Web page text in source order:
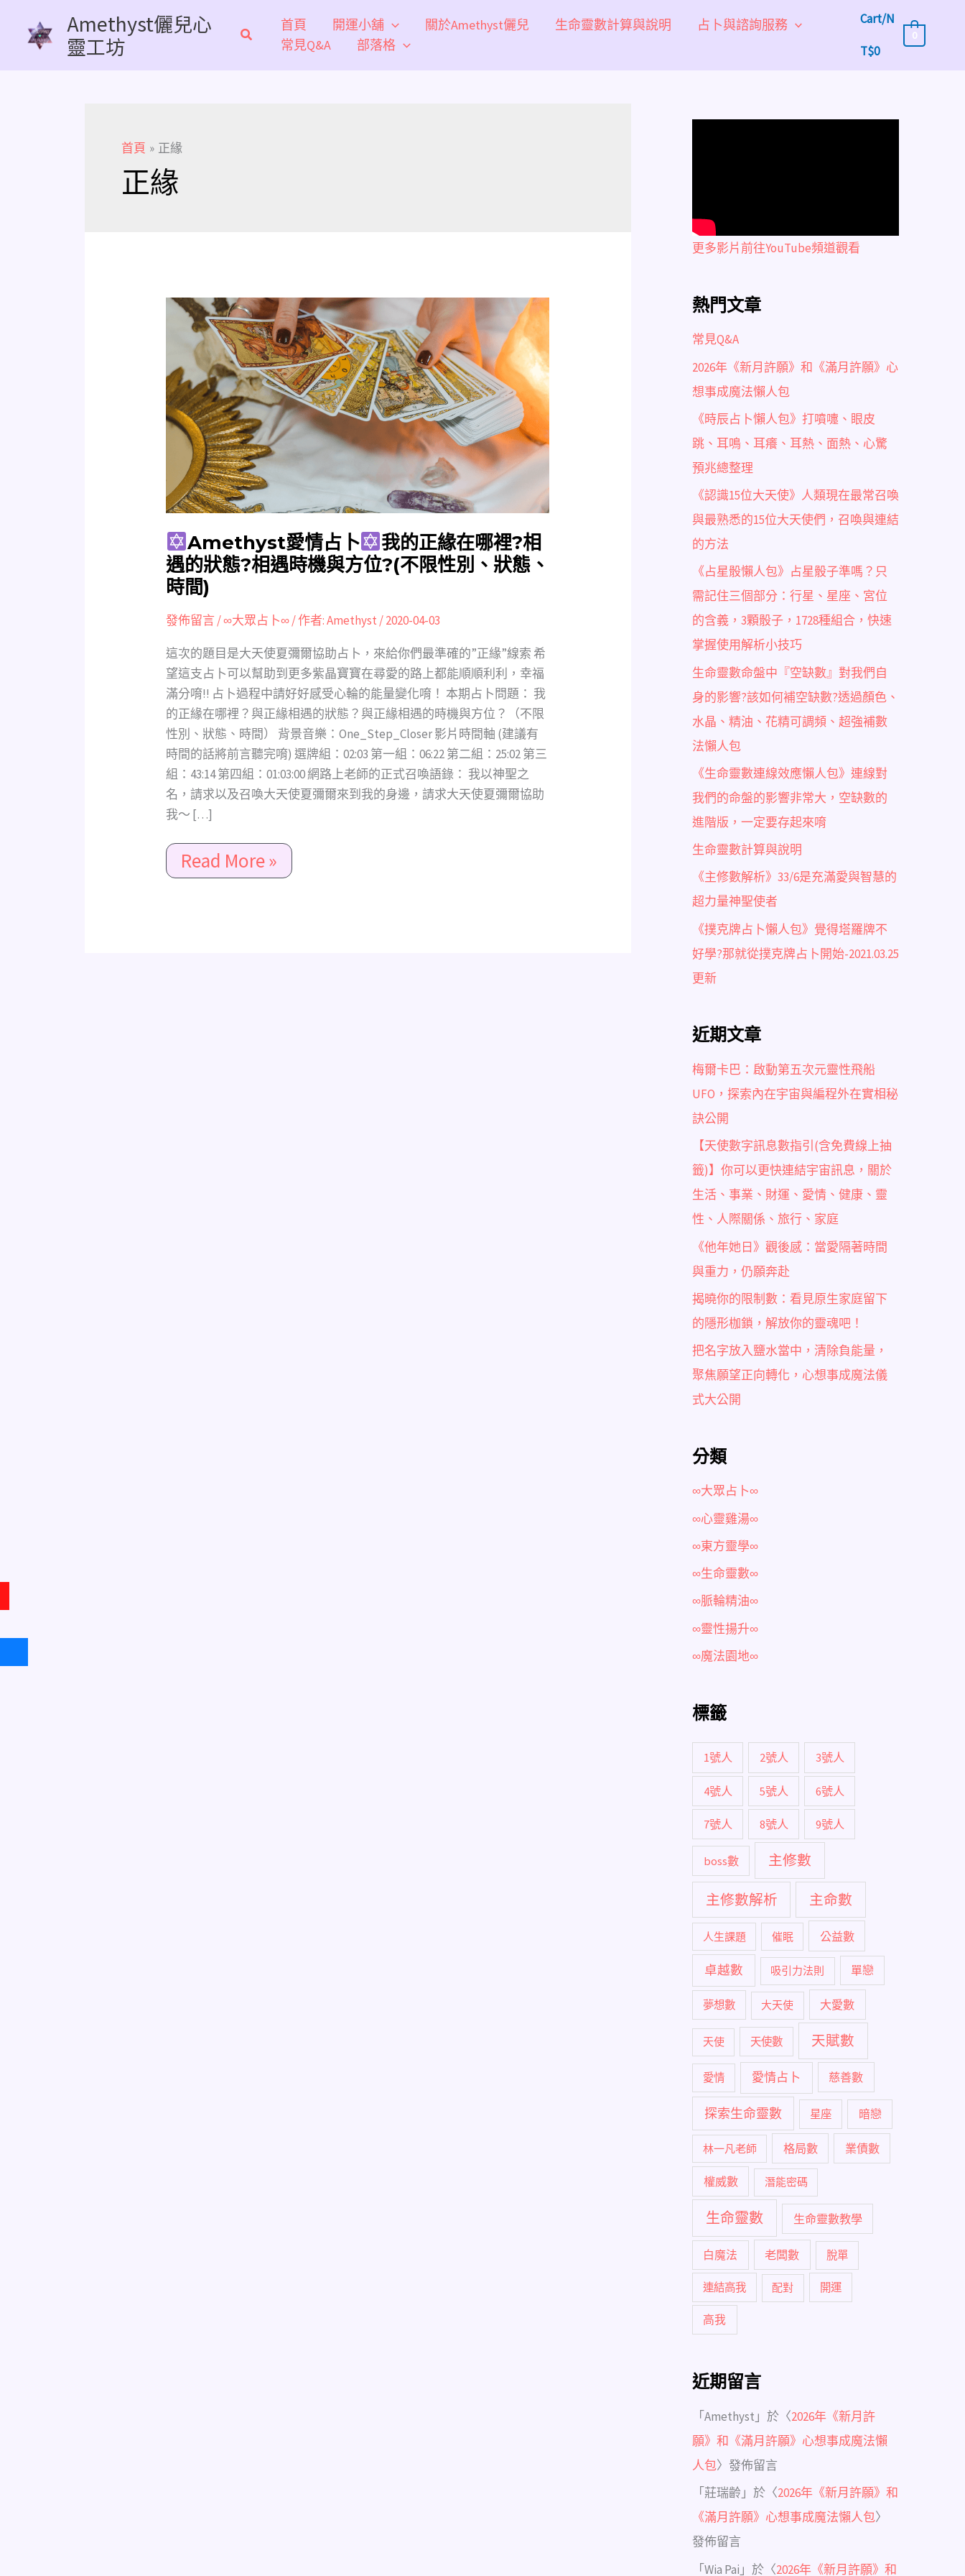
Amethyst儷兒心
靈工坊
首頁 開運小舖 關於Amethyst儷兒 生命靈數計算與說明
占卜與諮詢服務
常見Q&A
部落格
Cart/N
T$0
0
首頁 正緣
正緣
Amethyst愛情占卜
我的正緣在哪裡?相
遇的狀態?相遇時機與方位?(不限性別、狀態、
時間)
發佈留言/∞大眾占卜∞/ 作者:Amethyst /2020-04-03
這次的題目是大天使夏彌爾協助占卜，來給你們最準確的”正緣”線索 希
望這支占卜可以幫助到更多紫晶寶寶在尋愛的路上都能順順利利，幸福
滿分唷!! 占卜過程中請好好感受心輪的能量變化唷！ 本期占卜問題： 我
的正緣在哪裡？與正緣相遇的狀態？與正緣相遇的時機與方位？（不限
性別、狀態、時間） 背景音樂：One_Step_Closer 影片時間軸 (建議有
時間的話將前言聽完唷) 選牌組：02:03 第一組：06:22 第二組：25:02 第三
組：43:14 第四組：01:03:00 網路上老師的正式召喚語錄： 我以神聖之
名，請求以及召喚大天使夏彌爾來到我的身邊，請求大天使夏彌爾協助
我～ […]
Amethyst
愛
情
占
卜
我
的
正
緣
在
哪
裡?
相
遇
的
態?
相
遇
時
機
與
方
位?
(不
性
別、
Read More »
更多影片前往YouTube頻道觀看
熱門文章
常見Q&A
2026年《新月許願》和《滿月許願》心
想事成魔法懶人包
《時辰占卜懶人包》打噴嚏、眼皮
跳、耳鳴、耳癢、耳熱、面熱、心驚
預兆總整理
《認識15位大天使》人類現在最常召喚
與最熟悉的15位大天使們，召喚與連結
的方法
《占星骰懶人包》占星骰子準嗎？只
需記住三個部分：行星、星座、宮位
的含義，3顆骰子，1728種組合，快速
掌握使用解析小技巧
生命靈數命盤中『空缺數』對我們自
身的影響?該如何補空缺數?透過顏色、
水晶、精油、花精可調頻、超強補數
法懶人包
《生命靈數連線效應懶人包》連線對
我們的命盤的影響非常大，空缺數的
進階版，一定要存起來唷
生命靈數計算與說明
《主修數解析》33/6是充滿愛與智慧的
超力量神聖使者
《撲克牌占卜懶人包》覺得塔羅牌不
好學?那就從撲克牌占卜開始-2021.03.25
更新
近期文章
梅爾卡巴：啟動第五次元靈性飛船
UFO，探索內在宇宙與編程外在實相秘
訣公開
【天使數字訊息數指引(含免費線上抽
籤)】你可以更快連結宇宙訊息，關於
生活、事業、財運、愛情、健康、靈
性、人際關係、旅行、家庭
《他年她日》觀後感：當愛隔著時間
與重力，仍願奔赴
揭曉你的限制數：看見原生家庭留下
的隱形枷鎖，解放你的靈魂吧！
把名字放入鹽水當中，清除負能量，
聚焦願望正向轉化，心想事成魔法儀
式大公開
分類
∞大眾占卜∞
∞心靈雞湯∞
∞東方靈學∞
∞生命靈數∞
∞脈輪精油∞
∞靈性揚升∞
∞魔法園地∞
標籤
1號人 2號人 3號人
4號人 5號人 6號人
7號人 8號人 9號人
boss數 主修數
主修數解析 主命數
人生課題 催眠 公益數
卓越數 吸引力法則 單戀
夢想數 大天使 大愛數
天使 天使數 天賦數
愛情 愛情占卜 慈善數
探索生命靈數 星座 暗戀
林一凡老師 格局數 業債數
權威數 潛能密碼
生命靈數 生命靈數教學
白魔法 老闆數 脫單
連結高我 配對 開運
高我
近期留言
「Amethyst 」於〈2026年《新月許
願》和《滿月許願》心想事成魔法懶
人包〉發佈留言
「莊瑞齡 」於〈2026年《新月許願》和
《滿月許願》心想事成魔法懶人包〉
發佈留言
「Wia Pai 」於〈2026年《新月許願》和